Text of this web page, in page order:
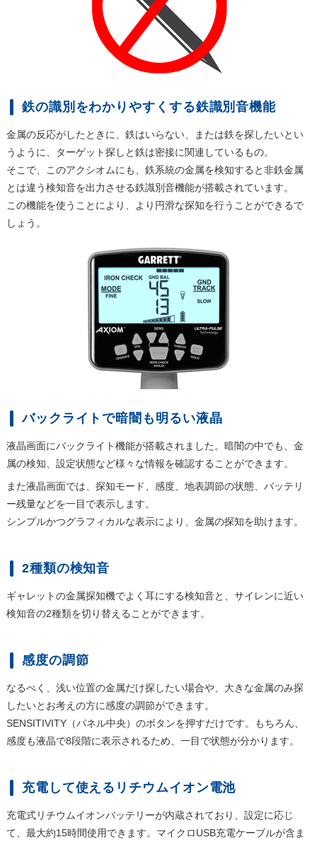
鉄の識別をわかりやすくする鉄識別音機能
金属の反応がしたときに、鉄はいらない、または鉄を探したいとい
うように、ターゲット探しと鉄は密接に関連しているもの。
そこで、このアクシオムにも、鉄系統の金属を検知すると非鉄金属
とは違う検知音を出力させる鉄識別音機能が搭載されています。
この機能を使うことにより、より円滑な探知を行うことができるで
しょう。
バックライトで暗闇も明るい液晶
液晶画面にバックライト機能が搭載されました。暗闇の中でも、金
属の検知、設定状態など様々な情報を確認することができます。
また液晶画面では、探知モード、感度、地表調節の状態、バッテリ
ー残量などを一目で表示します。
シンプルかつグラフィカルな表示により、金属の探知を助けます。
2種類の検知音
ギャレットの金属探知機でよく耳にする検知音と、サイレンに近い
検知音の2種類を切り替えることができます。
感度の調節
なるべく、浅い位置の金属だけ探したい場合や、大きな金属のみ探
したいとお考えの方に感度の調節ができます。
SENSITIVITY（パネル中央）のボタンを押すだけです。もちろん、
感度も液晶で8段階に表示されるため、一目で状態が分かります。
充電して使えるリチウムイオン電池
充電式リチウムイオンバッテリーが内蔵されており、設定に応じ
て、最大約15時間使用できます。マイクロUSB充電ケーブルが含ま